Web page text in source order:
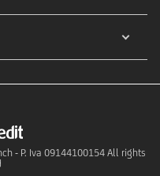
- P. Iva 09144100154 All rights